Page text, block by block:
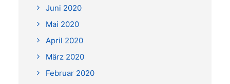
Juni 2020
Mai 2020
April 2020
März 2020
Februar 2020